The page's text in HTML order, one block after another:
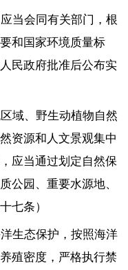
当会同有关部门，根
和国家环境质量标
民政府批准后公布实
域、野生动植物自然
资源和人文景观集中
应当通过划定自然保
公园、重要水源地、
七条）
生态保护，按照海洋
殖密度，严格执行禁